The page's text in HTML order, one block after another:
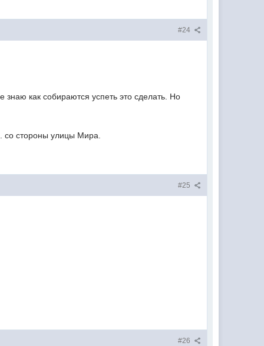
#24
как собираются успеть это сделать. Но
со стороны улицы Мира.
#25
#26